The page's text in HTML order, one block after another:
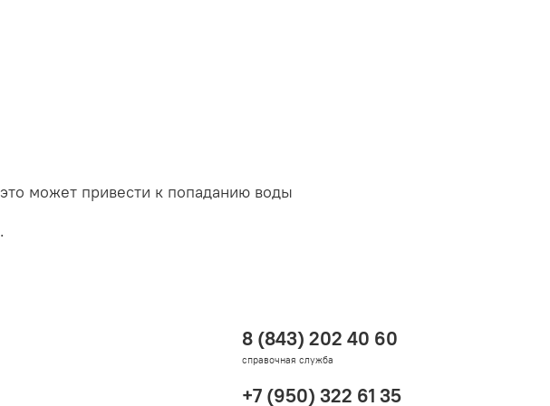
это может привести к попаданию воды
.
8 (843) 202 40 60
справочная служба
+7 (950) 322 61 35